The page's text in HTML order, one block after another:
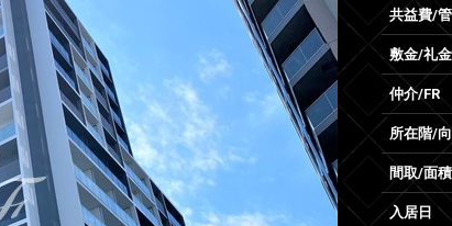
共益費/
敷金/礼金
仲介/FR
所在階/
間取/面積
入居日